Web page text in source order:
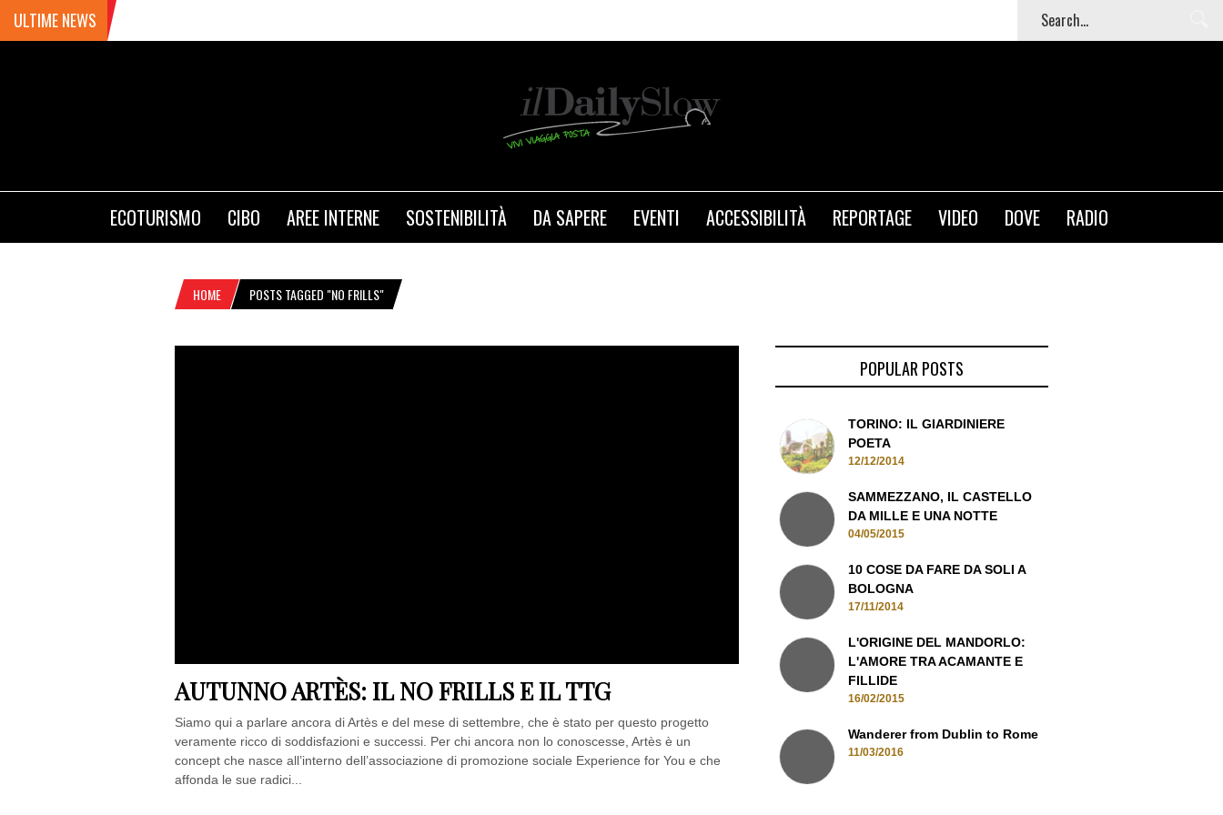
ULTIME NEWS
ECOTURISMO CIBO AREE INTERNE SOSTENIBILITÀ DA SAPERE EVENTI ACCESSIBILITÀ REPORTAGE VIDEO DOVE RADIO
HOME POSTS TAGGED "NO FRILLS"
AUTUNNO ARTÈS: IL NO FRILLS E IL TTG
Siamo qui a parlare ancora di Artès e del mese di settembre, che è stato per questo progetto
veramente ricco di soddisfazioni e successi. Per chi ancora non lo conoscesse, Artès è un
concept che nasce all’interno dell’associazione di promozione sociale Experience for You e che
affonda le sue radici...
POPULAR POSTS
TORINO: IL GIARDINIERE
POETA
12/12/2014
SAMMEZZANO, IL CASTELLO
DA MILLE E UNA NOTTE
04/05/2015
10 COSE DA FARE DA SOLI A
BOLOGNA
17/11/2014
L'ORIGINE DEL MANDORLO:
L'AMORE TRA ACAMANTE E
FILLIDE
16/02/2015
Wanderer from Dublin to Rome
11/03/2016